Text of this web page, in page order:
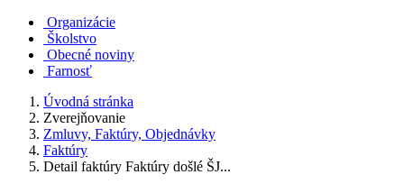
Organizácie
Školstvo
Obecné noviny
Farnosť
Úvodná stránka
Zverejňovanie
Zmluvy, Faktúry, Objednávky
Faktúry
Detail faktúry Faktúry došlé ŠJ...